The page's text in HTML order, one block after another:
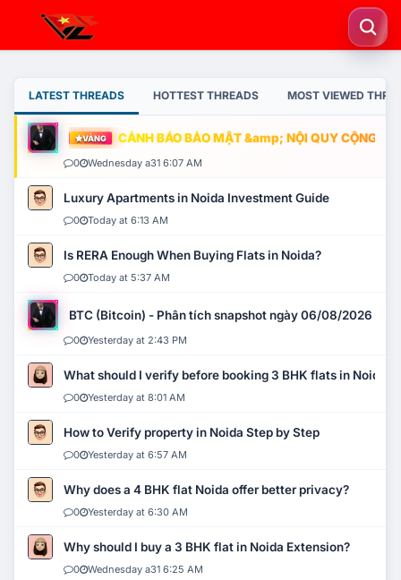
LATEST THREADS HOTTEST THREADS MOST VIEWED
VÀNG CẢNH BÁO BẢO MẬT &amp; NỘI QUY CỘNG
0 Wednesday a31 6:07 AM
Luxury Apartments in Noida Investment Guide
0 Today at 6:13 AM
Is RERA Enough When Buying Flats in Noida?
0 Today at 5:37 AM
BTC (Bitcoin) - Phân tích snapshot ngày 06/08/2026
0 Yesterday at 2:43 PM
What should I verify before booking 3 BHK flats in Noida?
0 Yesterday at 8:01 AM
How to Verify property in Noida Step by Step
0 Yesterday at 6:57 AM
Why does a 4 BHK flat Noida offer better privacy?
0 Yesterday at 6:30 AM
Why should I buy a 3 BHK flat in Noida Extension?
0 Wednesday a31 6:25 AM